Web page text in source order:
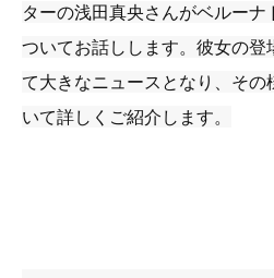
ターの浅田真央さんがベルー
ついてお話しします。彼女の登
て大きなニュースとなり、その
いて詳しくご紹介します。